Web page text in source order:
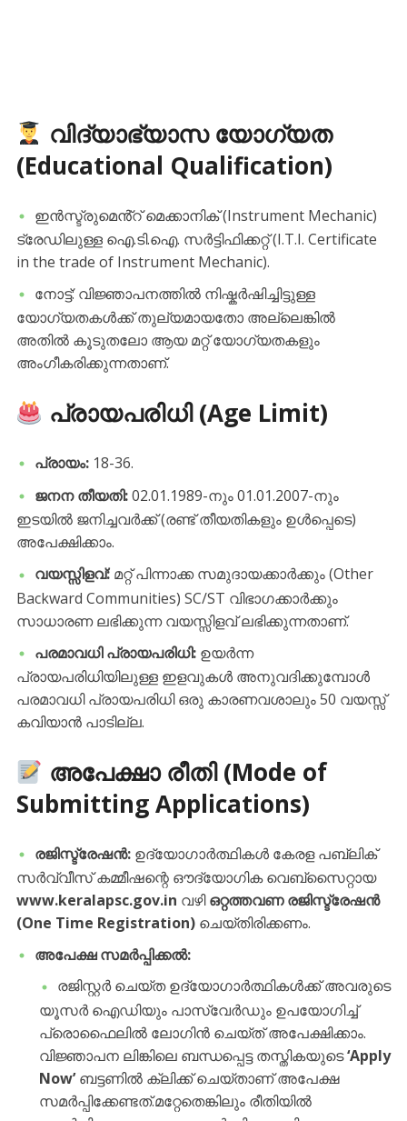
വിദ്യാഭ്യാസ യോഗ്യത
(Educational Qualification)
​ഇൻസ്ട്രുമെൻ്റ് മെക്കാനിക് (Instrument Mechanic)
ട്രേഡിലുള്ള ഐ.ടി.ഐ. സർട്ടിഫിക്കറ്റ് (I.T.I. Certificate
in the trade of Instrument Mechanic).
നോട്ട്: വിജ്ഞാപനത്തിൽ നിഷ്കർഷിച്ചിട്ടുള്ള
യോഗ്യതകൾക്ക് തുല്യമായതോ അല്ലെങ്കിൽ
അതിൽ കൂടുതലോ ആയ മറ്റ് യോഗ്യതകളും
അംഗീകരിക്കുന്നതാണ്.
പ്രായപരിധി (Age Limit)
പ്രായം:18-36.
ജനന തീയതി:02.01.1989-നും 01.01.2007-നും
ഇടയിൽ ജനിച്ചവർക്ക് (രണ്ട് തീയതികളും ഉൾപ്പെടെ)
അപേക്ഷിക്കാം.
വയസ്സിളവ്:മറ്റ് പിന്നാക്ക സമുദായക്കാർക്കും (Other
Backward Communities) SC/ST വിഭാഗക്കാർക്കും
സാധാരണ ലഭിക്കുന്ന വയസ്സിളവ് ലഭിക്കുന്നതാണ്.
പരമാവധി പ്രായപരിധി:ഉയർന്ന
പ്രായപരിധിയിലുള്ള ഇളവുകൾ അനുവദിക്കുമ്പോൾ
പരമാവധി പ്രായപരിധി ഒരു കാരണവശാലും 50 വയസ്സ്
കവിയാൻ പാടില്ല.
അപേക്ഷാ രീതി (Mode of
Submitting Applications)
രജിസ്ട്രേഷൻ:ഉദ്യോഗാർത്ഥികൾ കേരള പബ്ലിക്
സർവ്വീസ് കമ്മീഷന്റെ ഔദ്യോഗിക വെബ്സൈറ്റായ
www.keralapsc.gov.in വഴിഒറ്റത്തവണ രജിസ്ട്രേഷൻ
(One Time Registration)ചെയ്തിരിക്കണം.
അപേക്ഷ സമർപ്പിക്കൽ:
​രജിസ്റ്റർ ചെയ്ത ഉദ്യോഗാർത്ഥികൾക്ക് അവരുടെ
യൂസർ ഐഡിയും പാസ്‌വേർഡും ഉപയോഗിച്ച്
പ്രൊഫൈലിൽ ലോഗിൻ ചെയ്ത് അപേക്ഷിക്കാം.​
വിജ്ഞാപന ലിങ്കിലെ ബന്ധപ്പെട്ട തസ്തികയുടെ‘Apply
Now’ബട്ടണിൽ ക്ലിക്ക് ചെയ്താണ് അപേക്ഷ
സമർപ്പിക്കേണ്ടത്.​മറ്റേതെങ്കിലും രീതിയിൽ